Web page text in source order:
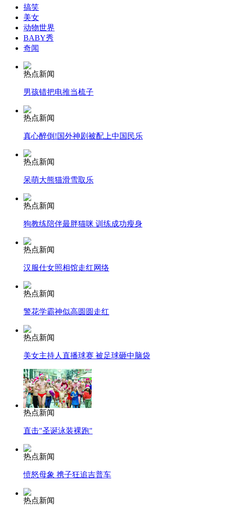
外交部：反对强权政治霸凌主义
外交部：有关国家言论片面不公正
安徽一实载49人客车翻车
走！跟着总书记去植树
纽约上演“枕头大战”
搞笑
美女
动物世界
BABY秀
奇闻
热点新闻
男孩错把电推当梳子
热点新闻
真心醉倒!国外神剧被配上中国民乐
热点新闻
呆萌大熊猫滑雪取乐
热点新闻
狗教练陪伴最胖猫咪 训练成功瘦身
热点新闻
汉服仕女照相馆走红网络
热点新闻
警花学霸神似高圆圆走红
热点新闻
美女主持人直播球赛 被足球砸中脑袋
热点新闻
直击"圣诞泳装裸跑"
热点新闻
愤怒母象 携子狂追吉普车
热点新闻